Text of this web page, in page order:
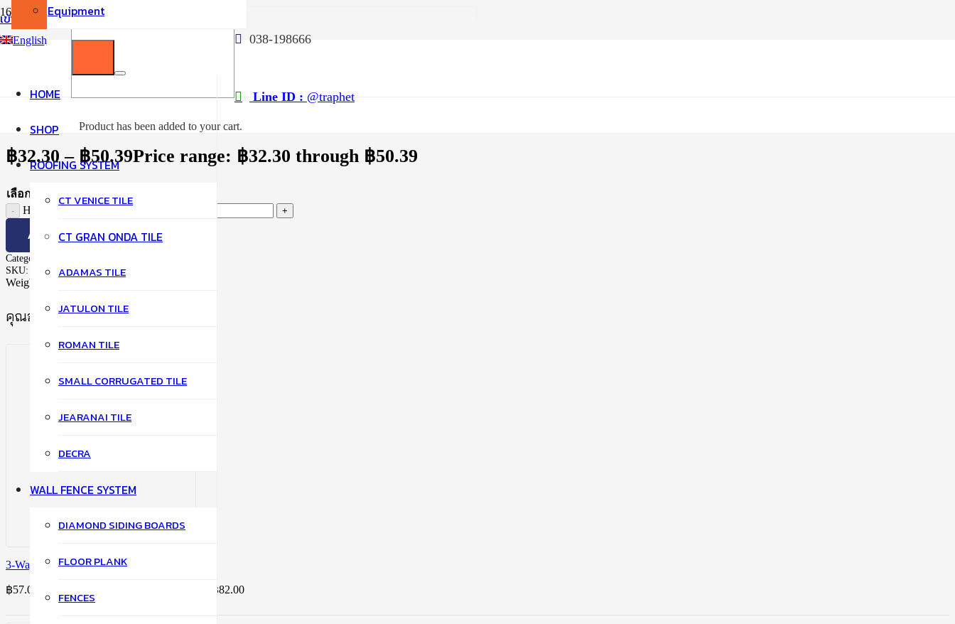
เข้าสู่ระบบ / สมัครสมาชิก
English
Product has been added to your cart.
038-198666
Line ID : @traphet
Equipment
HOME
SHOP
ROOFING SYSTEM
CT VENICE TILE
CT GRAN ONDA TILE
ADAMAS TILE
JATULON TILE
ROMAN TILE
SMALL CORRUGATED TILE
JEARANAI TILE
DECRA
WALL FENCE SYSTEM
DIAMOND SIDING BOARDS
FLOOR PLANK
FENCES
Home
/
Hip Ridge Cover
฿32.30 – ฿50.39Price range: ฿32.30 through ฿50.39
เลือกสี
Hip Ridge Cover quantity
ADD TO CART
Category:
SKU:
Weight:
คุณอาจจะชื่นชอบ…
3-Way Y Curved Ridge Cover
฿57.00 Price range: ฿57.00 through ฿82.00